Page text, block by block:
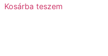
Kosárba teszem